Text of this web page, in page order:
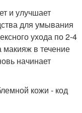
и улучшает
для умывания
ухода по 2-4
макияж в течение
начинает
кожи - код